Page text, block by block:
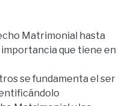
Matrimonial hasta
que tiene en
se fundamenta el ser